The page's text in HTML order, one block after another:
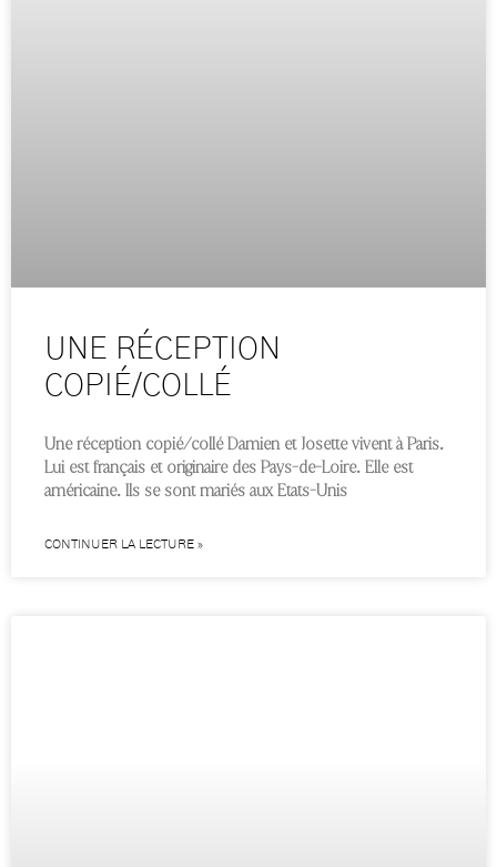
UNE RÉCEPTION
COPIÉ/COLLÉ
Une réception copié/collé Damien et Josette vivent à Paris.
Lui est français et originaire des Pays-de-Loire. Elle est
américaine. Ils se sont mariés aux Etats-Unis
CONTINUER LA LECTURE »